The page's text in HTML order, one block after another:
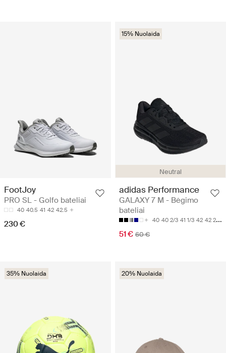
FootJoy
PRO SL - Golfo bateliai
40 40.5 41 42 42.5
230 €
Neutral
15% Nuolaida
adidas Performance
GALAXY 7 M - Bėgimo
bateliai
40 40 2/3 41 1/3 42 42 2/3
51 € 60 €
35% Nuolaida 20% Nuolaida